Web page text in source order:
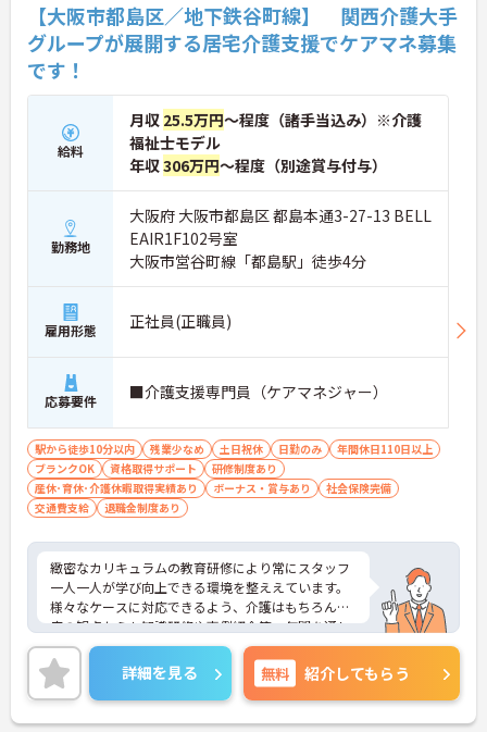
【大阪市都島区／地下鉄谷町線】 関西介護大手
グループが展開する居宅介護支援でケアマネ募集
です！
給料
月収 25.5万円～程度（諸手当込み）※介護
福祉士モデル
年収306万円～程度（別途賞与付与）
勤務地
大阪府 大阪市都島区 都島本通3-27-13 BELL
EAIR1F102号室
大阪市営谷町線「都島駅」徒歩4分
雇用形態 正社員(正職員)
応募要件 ■介護支援専門員（ケアマネジャー）
駅から徒歩10分以内 残業少なめ 土日祝休 日勤のみ
年間休日110日以上
ブランクOK
資格取得サポート
研修制度あり
産休･育休･介護休暇取得実績あり
ボーナス・賞与あり
社会保険完備
交通費支給
退職金制度あり
緻密なカリキュラムの教育研修により常にスタッフ
一人一人が学び向上できる環境を整ええています。
様々なケースに対応できるよう、介護はもちろん医
療の観点からも知識研修や事例紹介等、年間を通し
て各サービスのスタッフから幹部社員まで教育研修
を行っています。
ご興味ある方には、面接対策ポイントなど、詳細を
お話しいたしますのでお気軽にご相談ください。
詳細を見る 無料 紹介してもらう